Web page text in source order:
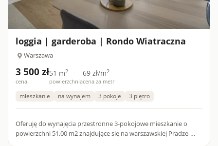
loggia | garderoba | Rondo Wiatraczna
Warszawa
3 500 zł
cena
51 m2
powierzchnia
69 zł/m2
cena za metr
mieszkanie na wynajem 3 pokoje 3 piętro
Oferuję do wynajęcia przestronne 3-pokojowe mieszkanie o
powierzchni 51,00 m2 znajdujące się na warszawskiej Pradze-